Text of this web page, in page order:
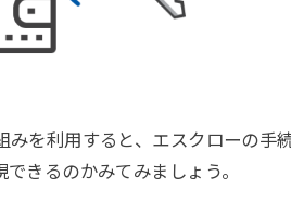
みを利用すると、エスクローの手
きるのかみてみましょう。